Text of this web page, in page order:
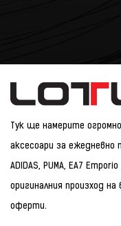
Тук ще намерите
аксесоари за ежедневно
ADIDAS, PUMA, EA7
оригиналния произход
оферти.